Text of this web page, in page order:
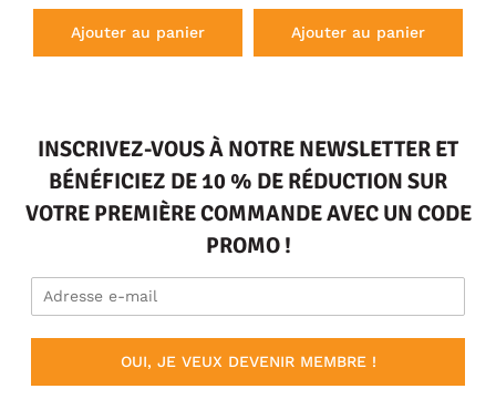
Ajouter au panier Ajouter au panier
INSCRIVEZ-VOUS À NOTRE NEWSLETTER ET
BÉNÉFICIEZ DE 10 % DE RÉDUCTION SUR
VOTRE PREMIÈRE COMMANDE AVEC UN CODE
PROMO !
OUI, JE VEUX DEVENIR MEMBRE !